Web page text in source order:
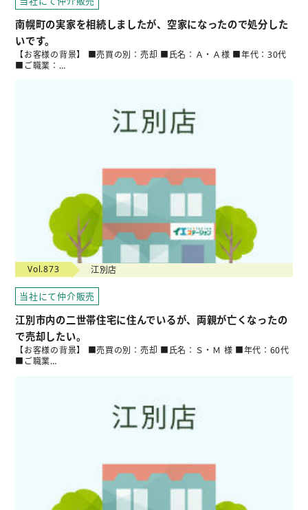
南幌町の実家を相続しましたが、空家になったので処分した
いです。
【お客様の背景】 ■売買の別：売却 ■氏名：Ａ・Ａ様 ■年代：30代
■ご職業：…
Vol.873 江別店
当社にて仲介販売
江別市内の二世帯住宅に住んでいるが、両親が亡くなったの
で売却したい。
【お客様の背景】 ■売買の別：売却 ■氏名：Ｓ・Ｍ 様 ■年代：60代
■ご職業…